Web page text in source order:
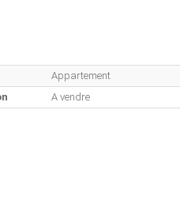
Appartement
A vendre